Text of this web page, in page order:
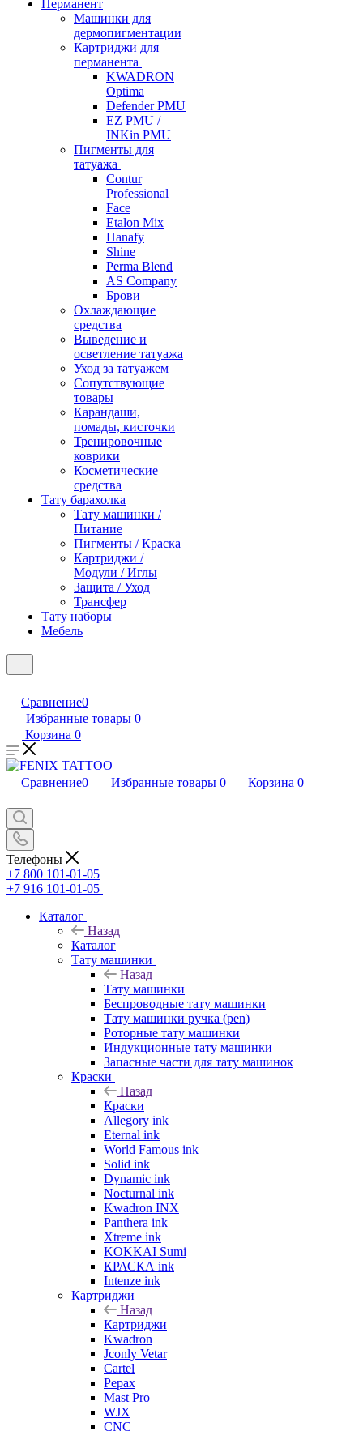
Перманент
Машинки для
дермопигментации
Картриджи для
перманента
KWADRON
Optima
Defender PMU
EZ PMU /
INKin PMU
Пигменты для
татуажа
Contur
Professional
Face
Etalon Mix
Hanafy
Shine
Perma Blend
AS Company
Брови
Охлаждающие
средства
Выведение и
осветление татуажа
Уход за татуажем
Сопутствующие
товары
Карандаши,
помады, кисточки
Тренировочные
коврики
Косметические
средства
Тату барахолка
Тату машинки /
Питание
Пигменты / Краска
Картриджи /
Модули / Иглы
Защита / Уход
Трансфер
Тату наборы
Мебель
Сравнение0
Избранные товары 0
Корзина 0
Сравнение0 Избранные товары 0 Корзина 0
Телефоны
+7 800 101-01-05
+7 916 101-01-05
Каталог
Назад
Каталог
Тату машинки
Назад
Тату машинки
Беспроводные тату машинки
Тату машинки ручка (pen)
Роторные тату машинки
Индукционные тату машинки
Запасные части для тату машинок
Краски
Назад
Краски
Allegory ink
Eternal ink
World Famous ink
Solid ink
Dynamic ink
Nocturnal ink
Kwadron INX
Panthera ink
Xtreme ink
KOKKAI Sumi
КРАСКА ink
Intenze ink
Картриджи
Назад
Картриджи
Kwadron
Jconly Vetar
Cartel
Pepax
Mast Pro
WJX
CNC